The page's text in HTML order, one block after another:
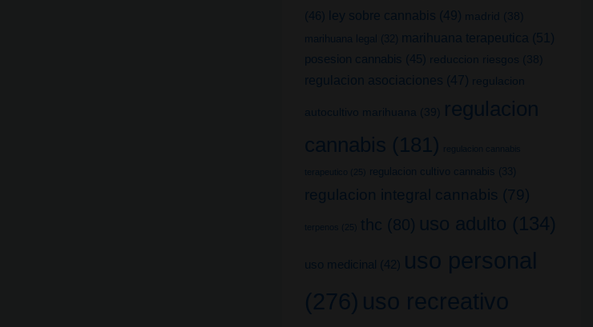
(46) ley sobre cannabis (49) madrid (38)
marihuana legal (32) marihuana terapeutica (51)
posesion cannabis (45) reduccion riesgos (38)
regulacion asociaciones (47) regulacion
autocultivo marihuana (39)
regulacion
cannabis (181) regulacion cannabis
terapeutico (25) regulacion cultivo cannabis (33)
regulacion integral cannabis (79)
terpenos (25) thc (80) uso adulto (134)
uso medicinal (42) uso personal
(276) uso recreativo